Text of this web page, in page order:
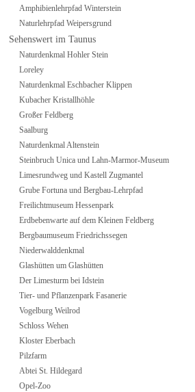
Amphibienlehrpfad Winterstein
Naturlehrpfad Weipersgrund
Sehenswert im Taunus
Naturdenkmal Hohler Stein
Loreley
Naturdenkmal Eschbacher Klippen
Kubacher Kristallhöhle
Großer Feldberg
Saalburg
Naturdenkmal Altenstein
Steinbruch Unica und Lahn-Marmor-Museum
Limesrundweg und Kastell Zugmantel
Grube Fortuna und Bergbau-Lehrpfad
Freilichtmuseum Hessenpark
Erdbebenwarte auf dem Kleinen Feldberg
Bergbaumuseum Friedrichssegen
Niederwalddenkmal
Glashütten um Glashütten
Der Limesturm bei Idstein
Tier- und Pflanzenpark Fasanerie
Vogelburg Weilrod
Schloss Wehen
Kloster Eberbach
Pilzfarm
Abtei St. Hildegard
Opel-Zoo